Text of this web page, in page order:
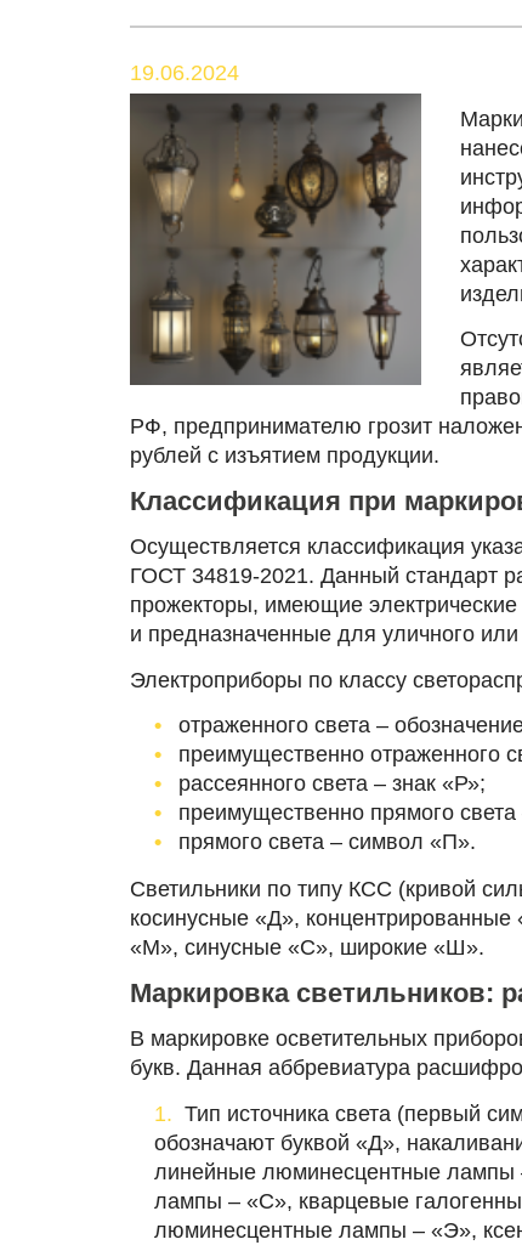
19.06.2024
РФ, предпринимателю грозит
рублей с изъятием продукции.
Классификация при
Осуществляется классификация
ГОСТ 34819-2021. Данный стандарт
прожекторы, имеющие
и предназначенные для уличного
Электроприборы по классу
отраженного света ‒
преимущественно отраженного
рассеянного света ‒ знак «Р»;
преимущественно прямого
прямого света ‒ символ «П».
Светильники по типу КСС (кривой
косинусные «Д»,
«М», синусные «С», широкие «Ш».
Маркировка светильников:
В маркировке осветительных
букв. Данная аббревиатура
Тип источника света (первый
обозначают буквой «Д»,
линейные люминесцентные
лампы ‒ «С», кварцевые
люминесцентные лампы ‒ «Э»,